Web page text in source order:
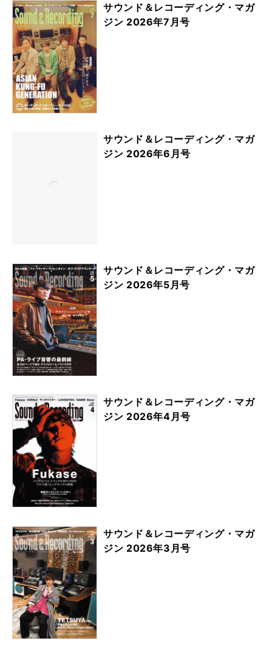
サウンド＆レコーディング・マガ
ジン 2026年7月号
サウンド＆レコーディング・マガ
ジン 2026年6月号
サウンド＆レコーディング・マガ
ジン 2026年5月号
サウンド＆レコーディング・マガ
ジン 2026年4月号
サウンド＆レコーディング・マガ
ジン 2026年3月号